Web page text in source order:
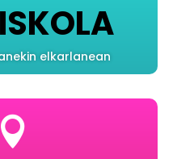
elkarlanean
